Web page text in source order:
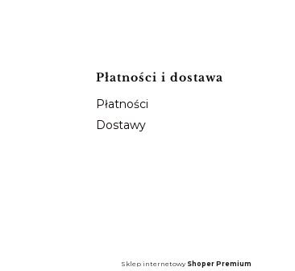
Płatności i dostawa
Płatności
Dostawy
Sklep internetowy Shoper Premium